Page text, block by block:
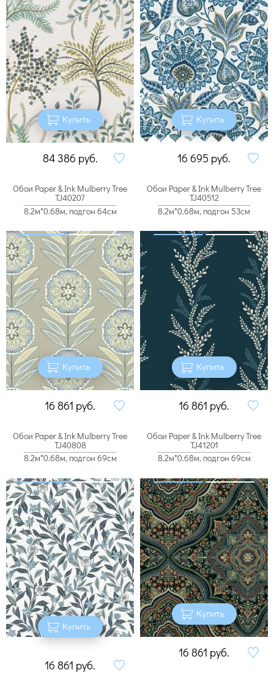
Купить
84 386 руб.
Купить
16 695 руб.
Обои Paper & Ink Mulberry Tree
TJ40207
8.2м*0.68м, подгон 64см
Купить
16 861 руб.
Обои Paper & Ink Mulberry Tree
TJ40512
8.2м*0.68м, подгон 53см
Купить
16 861 руб.
Обои Paper & Ink Mulberry Tree
TJ40808
8.2м*0.68м, подгон 69см
Купить
16 861 руб.
Обои Paper & Ink Mulberry Tree
TJ41201
8.2м*0.68м, подгон 69см
Купить
16 861 руб.